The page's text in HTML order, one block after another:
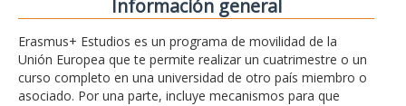
Información general
Erasmus+ Estudios es un programa de movilidad de la
Unión Europea que te permite realizar un cuatrimestre o un
curso completo en una universidad de otro país miembro o
asociado. Por una parte, incluye mecanismos para que